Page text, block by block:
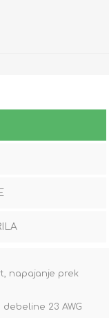
napajanje prek
23 AWG